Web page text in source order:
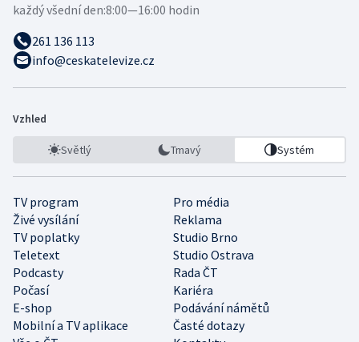
každý všední den:8:00—16:00 hodin
261 136 113
info@ceskatelevize.cz
Vzhled
Světlý Tmavý Systém
TV program
Pro média
Živé vysílání
Reklama
TV poplatky
Studio Brno
Teletext
Studio Ostrava
Podcasty
Rada ČT
Počasí
Kariéra
E-shop
Podávání námětů
Mobilní a TV aplikace
Časté dotazy